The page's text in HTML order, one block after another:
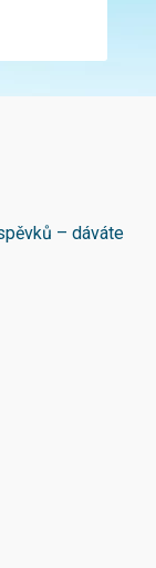
– dáváte